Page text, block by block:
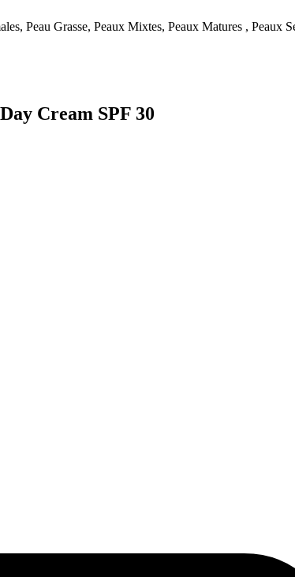
Peau Grasse, Peaux Mixtes, Peaux Matures , Peaux
Cream SPF 30